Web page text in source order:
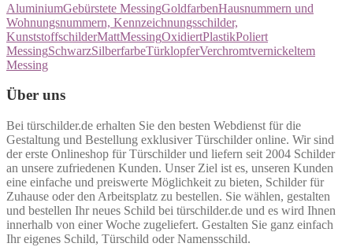
AluminiumGebürstete MessingGoldfarbenHausnummern und
Wohnungsnummern, Kennzeichnungsschilder,
KunststoffschilderMattMessingOxidiertPlastikPoliert
MessingSchwarzSilberfarbeTürklopferVerchromtvernickeltem
Messing
Über uns
Bei türschilder.de erhalten Sie den besten Webdienst für die
Gestaltung und Bestellung exklusiver Türschilder online. Wir sind
der erste Onlineshop für Türschilder und liefern seit 2004 Schilder
an unsere zufriedenen Kunden. Unser Ziel ist es, unseren Kunden
eine einfache und preiswerte Möglichkeit zu bieten, Schilder für
Zuhause oder den Arbeitsplatz zu bestellen. Sie wählen, gestalten
und bestellen Ihr neues Schild bei türschilder.de und es wird Ihnen
innerhalb von einer Woche zugeliefert. Gestalten Sie ganz einfach
Ihr eigenes Schild, Türschild oder Namensschild.